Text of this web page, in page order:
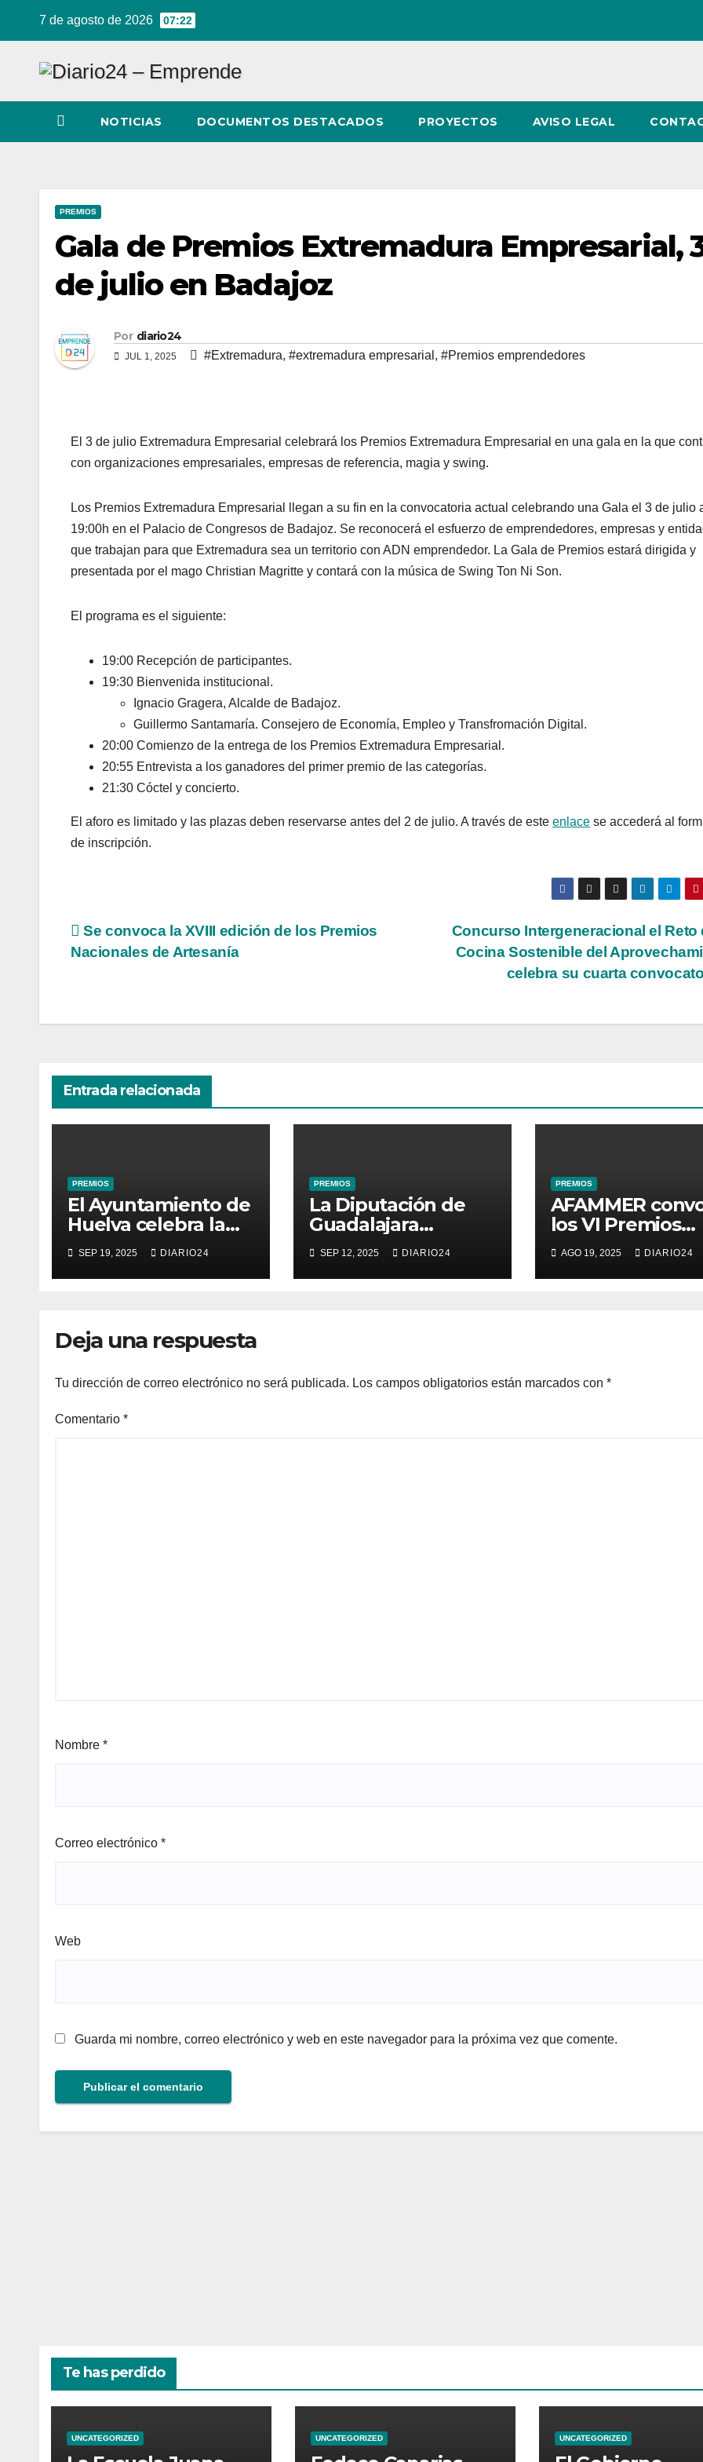
7 de agosto de 2026 07:22
NOTICIAS DOCUMENTOS DESTACADOS PROYECTOS AVISO LEGAL
PREMIOS
Gala de Premios Extremadura Empresarial,
de julio en Badajoz
Por diario24
JUL 1, 2025 #Extremadura, #extremadura empresarial , #Premios emprendedores
El 3 de julio Extremadura Empresarial celebrará los Premios Extremadura Empresarial en una gala en la que
con organizaciones empresariales, empresas de referencia, magia y swing.
Los Premios Extremadura Empresarial llegan a su fin en la convocatoria actual celebrando una Gala el 3 de julio
19:00h en el Palacio de Congresos de Badajoz. Se reconocerá el esfuerzo de emprendedores, empresas y
que trabajan para que Extremadura sea un territorio con ADN emprendedor. La Gala de Premios estará dirigida y
presentada por el mago Christian Magritte y contará con la música de Swing Ton Ni Son.
El programa es el siguiente:
19:00 Recepción de participantes.
19:30 Bienvenida institucional.
Ignacio Gragera, Alcalde de Badajoz.
Guillermo Santamaría. Consejero de Economía, Empleo y Transfromación Digital.
20:00 Comienzo de la entrega de los Premios Extremadura Empresarial.
20:55 Entrevista a los ganadores del primer premio de las categorías.
21:30 Cóctel y concierto.
El aforo es limitado y las plazas deben reservarse antes del 2 de julio. A través de este enlace se accederá al
de inscripción.
Navegación
Concurso Intergeneracional el Reto
Cocina Sostenible del
celebra su cuarta
Se convoca la XVIII edición de los Premios
Nacionales de Artesanía
Entrada relacionada
PREMIOS
El Ayuntamiento de
Huelva celebra la
séptima edición de
los premios
Comercio de Huelva
SEP 19, 2025 DIARIO24
PREMIOS
La Diputación de
Guadalajara
convoca los
Premios Mujer
Emprendedora
SEP 12, 2025 DIARIO24
PREMIOS
AFAMMER
los VI Premios
Compromiso con
Igualdad en el
Desarrollo Rural
AGO 19, 2025 DIARIO24
Deja una respuesta
Tu dirección de correo electrónico no será publicada. Los campos obligatorios están marcados con *
Comentario *
Nombre *
Correo electrónico *
Web
Guarda mi nombre, correo electrónico y web en este navegador para la próxima vez que comente.
Te has perdido
UNCATEGORIZED UNCATEGORIZED UNCATEGORIZED